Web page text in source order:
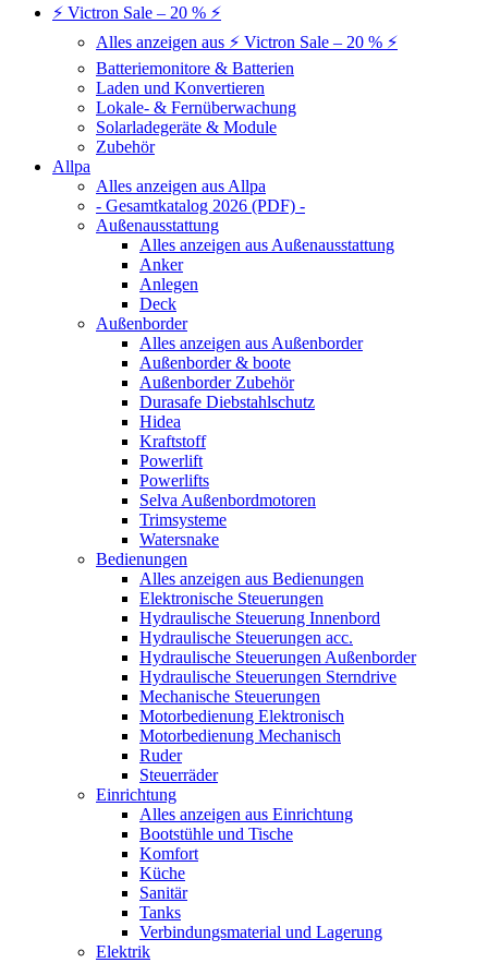
⚡ Victron Sale – 20 % ⚡
Alles anzeigen aus ⚡ Victron Sale – 20 % ⚡
Batteriemonitore & Batterien
Laden und Konvertieren
Lokale- & Fernüberwachung
Solarladegeräte & Module
Zubehör
Allpa
Alles anzeigen aus Allpa
- Gesamtkatalog 2026 (PDF) -
Außenausstattung
Alles anzeigen aus Außenausstattung
Anker
Anlegen
Deck
Außenborder
Alles anzeigen aus Außenborder
Außenborder & boote
Außenborder Zubehör
Durasafe Diebstahlschutz
Hidea
Kraftstoff
Powerlift
Powerlifts
Selva Außenbordmotoren
Trimsysteme
Watersnake
Bedienungen
Alles anzeigen aus Bedienungen
Elektronische Steuerungen
Hydraulische Steuerung Innenbord
Hydraulische Steuerungen acc.
Hydraulische Steuerungen Außenborder
Hydraulische Steuerungen Sterndrive
Mechanische Steuerungen
Motorbedienung Elektronisch
Motorbedienung Mechanisch
Ruder
Steuerräder
Einrichtung
Alles anzeigen aus Einrichtung
Bootstühle und Tische
Komfort
Küche
Sanitär
Tanks
Verbindungsmaterial und Lagerung
Elektrik